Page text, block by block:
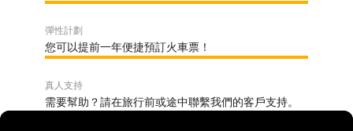
彈性計劃
您可以提前一年便捷預訂火車票！
真人支持
需要幫助？請在旅行前或途中聯繫我們的客戶支持。